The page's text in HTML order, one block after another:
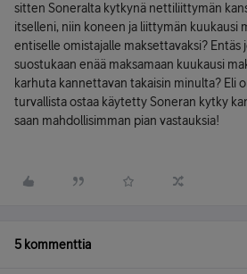
sitten Soneralta kytkynä nettiliittymän
itselleni, niin koneen ja liittymän kuukausi
entiselle omistajalle maksettavaksi? Entäs
suostukaan enää maksamaan kuukausi
karhuta kannettavan takaisin minulta? Eli
turvallista ostaa käytetty Soneran kytky
saan mahdollisimman pian vastauksia!
5 kommenttia